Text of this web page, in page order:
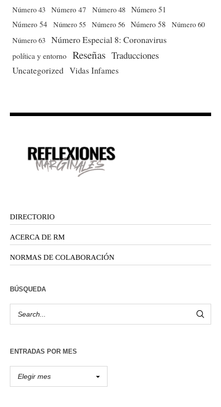
Número 43 Número 47 Número 48 Número 51
Número 54 Número 55 Número 56 Número 58
Número 60
Número 63 Número Especial 8: Coronavirus
política y entorno Reseñas Traducciones
Uncategorized Vidas Infames
DIRECTORIO
ACERCA DE RM
NORMAS DE COLABORACIÓN
BÚSQUEDA
ENTRADAS POR MES